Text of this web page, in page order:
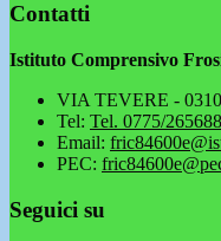
Contatti
Istituto Comprensivo
VIA TEVERE -
Tel: Tel. 0775/
Email:
PEC:
Seguici su